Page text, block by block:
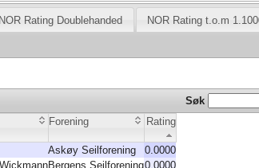
NOR Rating Doublehanded NOR Rating t.o.m
Søk
Forening Rating
Askøy Seilforening
0.0000
Bergens Seilforening0.0000